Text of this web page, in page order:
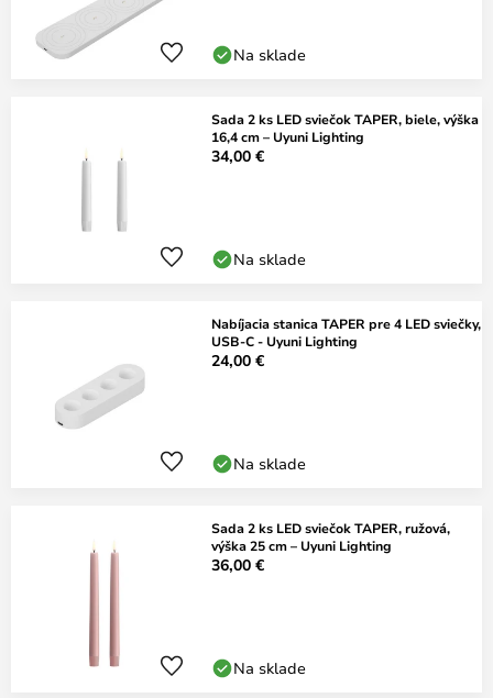
Na sklade
Sada 2 ks LED sviečok TAPER, biele, výška
16,4 cm – Uyuni Lighting
34,00 €
Na sklade
Nabíjacia stanica TAPER pre 4 LED sviečky,
USB-C - Uyuni Lighting
24,00 €
Na sklade
Sada 2 ks LED sviečok TAPER, ružová,
výška 25 cm – Uyuni Lighting
36,00 €
Na sklade